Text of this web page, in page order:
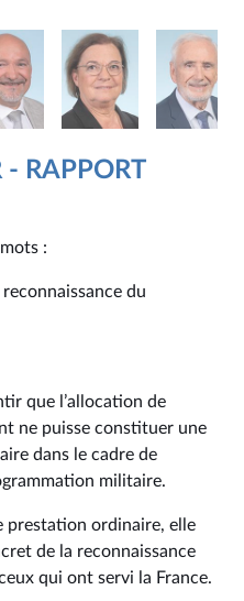
- RAPPORT
:
du
que l’allocation de
ne puisse constituer une
dans le cadre de
militaire.
prestation ordinaire, elle
de la reconnaissance
qui ont servi la France.